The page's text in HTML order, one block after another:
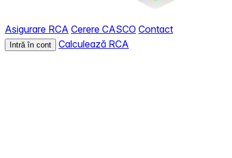
Asigurare RCA Cerere CASCO Contact
Intră în cont Calculează RCA